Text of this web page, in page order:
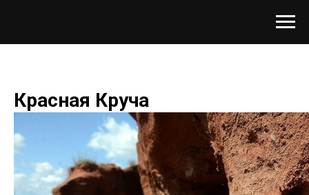
Красная Круча